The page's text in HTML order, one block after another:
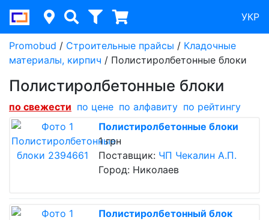
УКР
Promobud / Строительные прайсы / Кладочные
материалы, кирпич / Полистиролбетонные блоки
Полистиролбетонные блоки
по cвежести по цене по алфавиту по рейтингу
Полистиролбетонные блоки
1 грн
Поставщик: ЧП Чекалин А.П.
Город: Николаев
Полистиролбетонный блок